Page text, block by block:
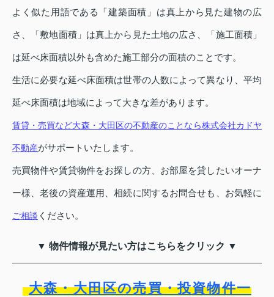
よく似た用語である「建築面積」は真上から見た建物の広
さ、「敷地面積」は真上から見た土地の広さ、「施工面積」
は延べ床面積以外も含めた施工部分の面積のことです。
生活に必要な延べ床面積は世帯の人数によって異なり、平均
延べ床面積は地域によって大きな差があります。
賃貸・売買など大森・大田区の不動産のことなら株式会社カドヤ
不動産がサポートいたします。
売買物件や賃貸物件をお探しの方、お部屋を貸したいオーナ
ー様、老後の資産運用、相続に関するお問合せも、お気軽に
ご相談 ください。
▼ 物件情報が見たい方はこちらをクリック ▼
大森・大田区の売買・投資物件一